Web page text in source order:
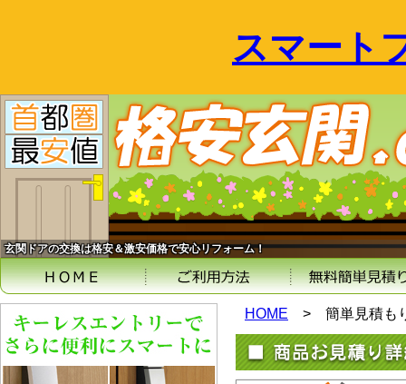
スマート
玄関ドアの交換は格安＆激安価格で安心リフォーム！
HOME > 簡単見積